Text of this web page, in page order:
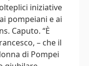
iniziative
pompeiani e ai
Caputo. “È
– che il
di Pompei